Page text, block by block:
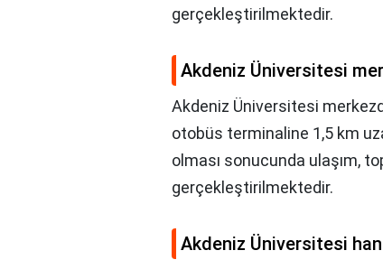
gerçekleştirilmektedir.
Akdeniz Üniversitesi
Akdeniz Üniversitesi
otobüs terminaline 1,5 km
olması sonucunda ulaşım,
gerçekleştirilmektedir.
Akdeniz Üniversitesi